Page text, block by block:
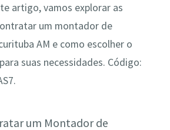
artigo, vamos explorar as
um montador de
AM e como escolher o
suas necessidades. Código:
um Montador de